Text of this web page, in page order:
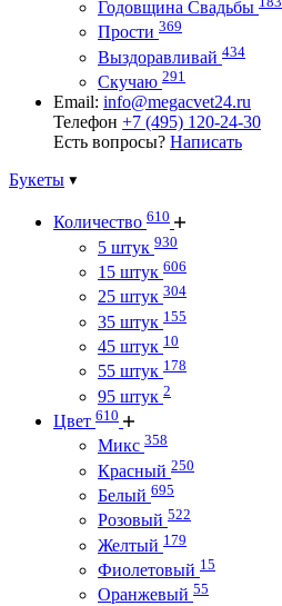
Годовщина Свадьбы
Прости 369
Выздоравливай 434
Скучаю 291
Email: info@megacvet24.ru
Телефон +7 (495) 120-24-30
Есть вопросы? Написать
Букеты
Количество 610
5 штук 930
15 штук 606
25 штук 304
35 штук 155
45 штук 10
55 штук 178
95 штук 2
Цвет 610
Микс 358
Красный 250
Белый 695
Розовый 522
Желтый 179
Фиолетовый 15
Оранжевый 55